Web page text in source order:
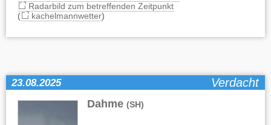
Radarbild zum betreffenden Zeitpunkt
(
kachelmannwetter)
23.08.2025 Verdacht
Dahme (SH)